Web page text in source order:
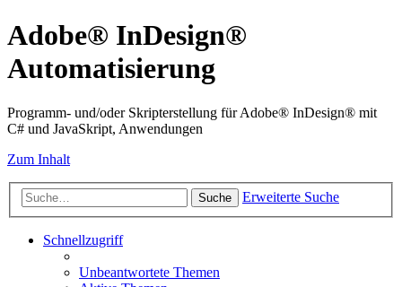
Adobe® InDesign®
Automatisierung
Programm- und/oder Skripterstellung für Adobe® InDesign® mit
C# und JavaSkript, Anwendungen
Zum Inhalt
Suche Erweiterte Suche
Schnellzugriff
Unbeantwortete Themen